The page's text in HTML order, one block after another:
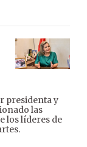
presidenta y
las
los líderes de